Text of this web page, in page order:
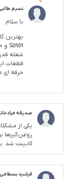
نسیم
با سلام
بهترین
قطعات
حرفه
صدیقه
یکی از
روغن‌گیرها
کابینت شد.
فرشید بسطامی